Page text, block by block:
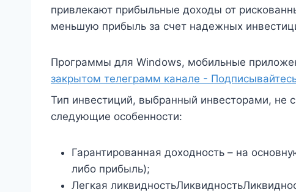
привлекают прибыльные доходы от
меньшую прибыль за счет надежных
Программы для Windows, мобильные
закрытом телеграмм канале -
Тип инвестиций, выбранный инвесторами, не
следующие особенности:
Гарантированная доходность – на
либо прибыль);
Легкая